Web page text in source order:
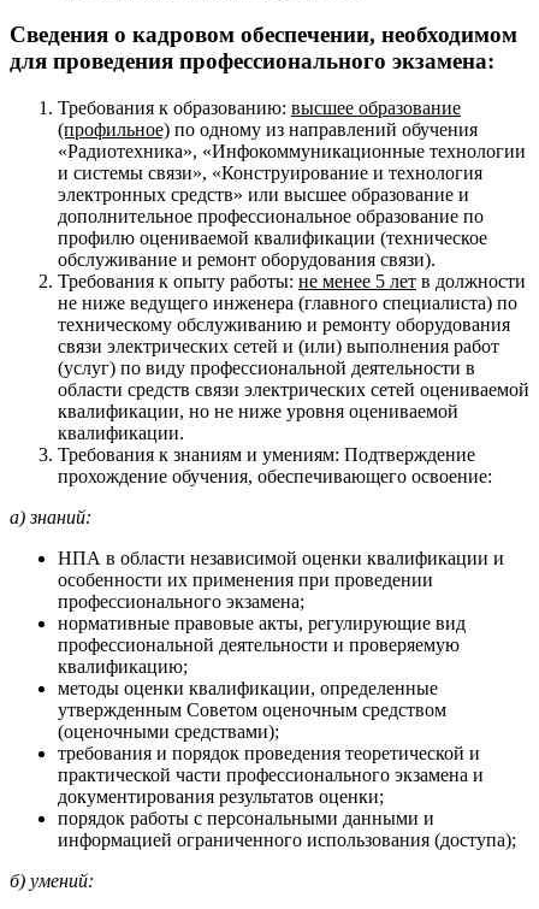
Сведения о кадровом обеспечении, необходимом
для проведения профессионального экзамена:
Требования к образованию: высшее образование
(профильное) по одному из направлений обучения
«Радиотехника», «Инфокоммуникационные технологии
и системы связи», «Конструирование и технология
электронных средств» или высшее образование и
дополнительное профессиональное образование по
профилю оцениваемой квалификации (техническое
обслуживание и ремонт оборудования связи).
Требования к опыту работы: не менее 5 лет в должности
не ниже ведущего инженера (главного специалиста) по
техническому обслуживанию и ремонту оборудования
связи электрических сетей и (или) выполнения работ
(услуг) по виду профессиональной деятельности в
области средств связи электрических сетей оцениваемой
квалификации, но не ниже уровня оцениваемой
квалификации.
Требования к знаниям и умениям: Подтверждение
прохождение обучения, обеспечивающего освоение:
а) знаний:
НПА в области независимой оценки квалификации и
особенности их применения при проведении
профессионального экзамена;
нормативные правовые акты, регулирующие вид
профессиональной деятельности и проверяемую
квалификацию;
методы оценки квалификации, определенные
утвержденным Советом оценочным средством
(оценочными средствами);
требования и порядок проведения теоретической и
практической части профессионального экзамена и
документирования результатов оценки;
порядок работы с персональными данными и
информацией ограниченного использования (доступа);
б) умений: